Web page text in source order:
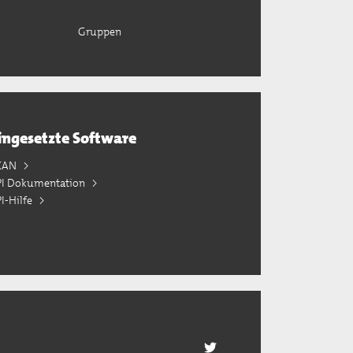
Gruppen
Software
Dokumentation
Hilfe